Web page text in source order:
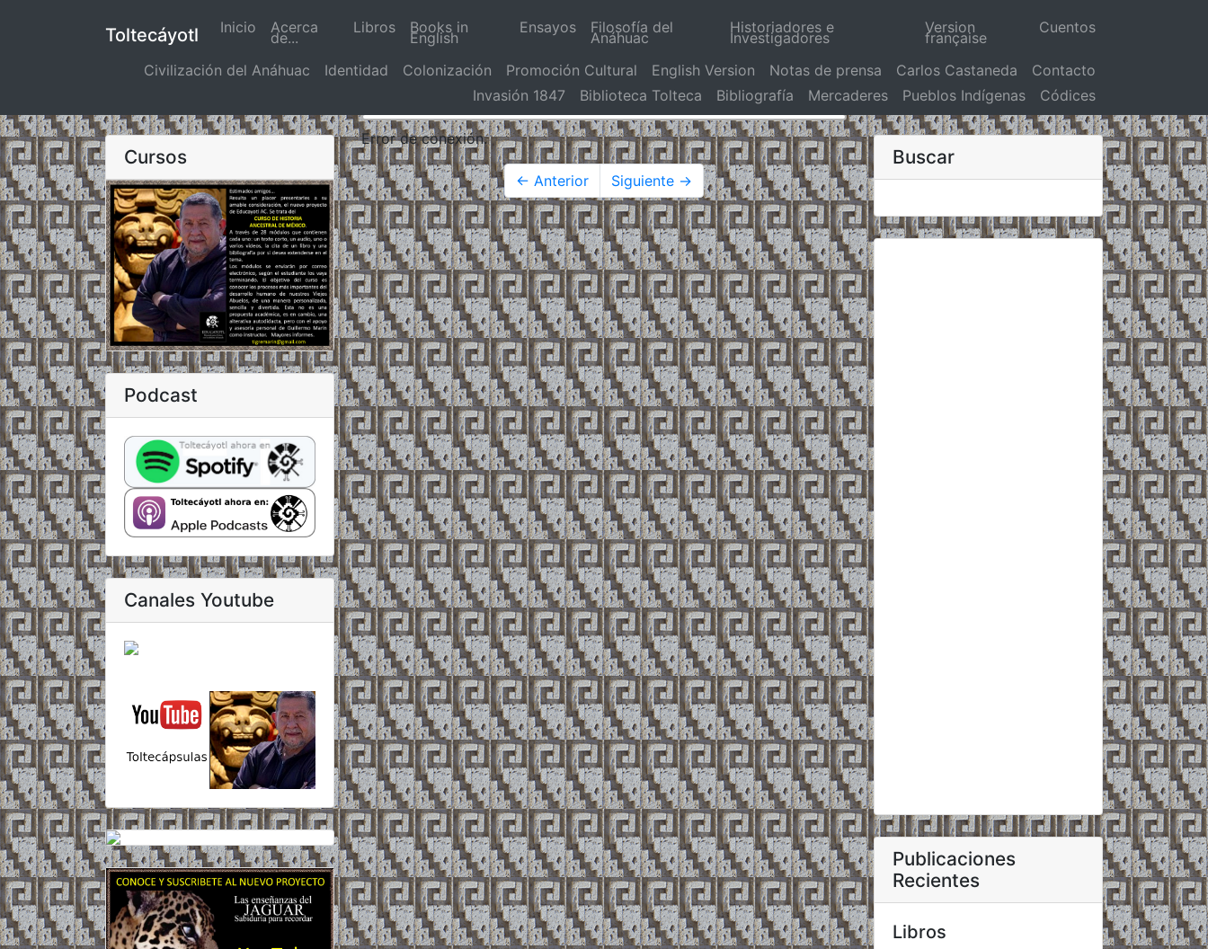
Toltecáyotl Inicio (actual)
Acerca
de...
Libros Books in
English
Ensayos Filosofía del
Anáhuac
Historiadores e
Investigadores
Version
française
Cuentos
Civilización del Anáhuac Identidad Colonización Promoción Cultural English Version Notas de prensa Carlos Castaneda
Contacto
Invasión 1847
Biblioteca Tolteca Bibliografía Mercaderes Pueblos Indígenas Códices
Cursos
Podcast
Canales Youtube
Error de conexión.
← Anterior Siguiente →
Buscar
Publicaciones
Recientes
Libros